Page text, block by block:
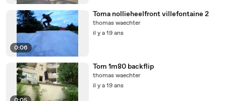
0:06
Toma nollieheelfront villefontaine 2
thomas waechter
il y a 19 ans
Tom 1m80 backflip
thomas waechter
il y a 19 ans